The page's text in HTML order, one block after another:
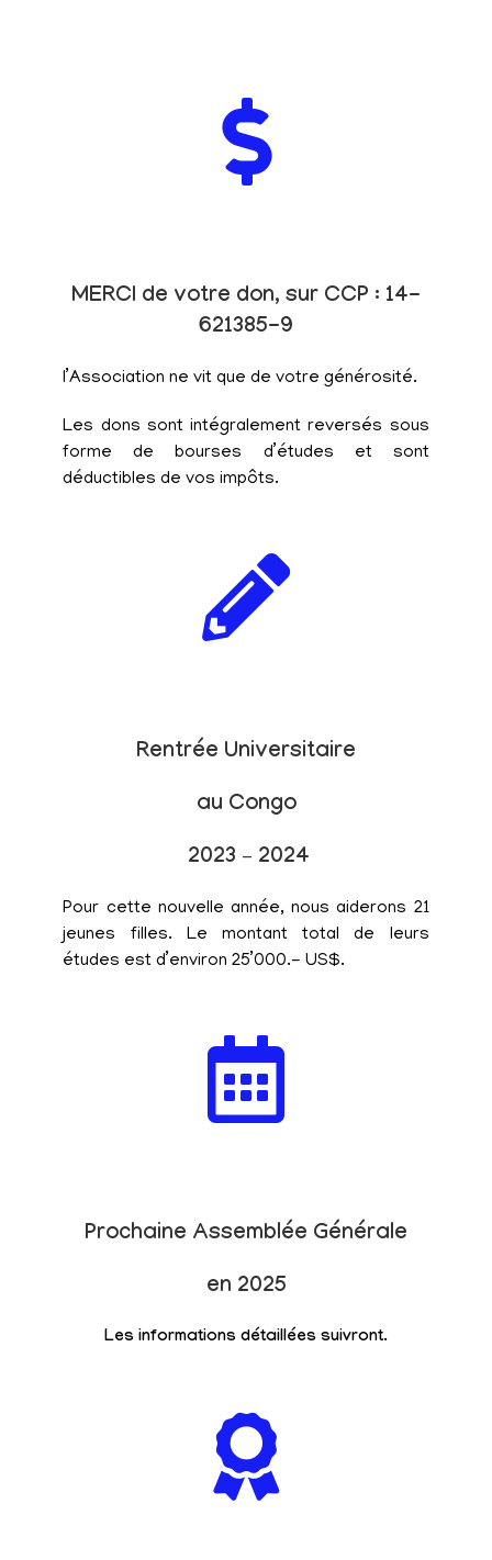
MERCI de votre don, sur CCP : 14-
621385-9
l’Association ne vit que de votre générosité.
Les dons sont intégralement reversés sous
forme de bourses d’études et sont
déductibles de vos impôts.
Rentrée Universitaire
au Congo
2023 – 2024
Pour cette nouvelle année, nous aiderons 21
jeunes filles. Le montant total de leurs
études est d’environ 25’000.- US$.
Prochaine Assemblée Générale
en 2025
Les informations détaillées suivront.